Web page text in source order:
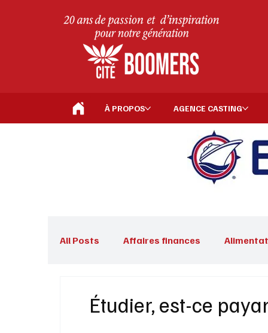
À PROPOS AGENCE CASTING
All Posts Affaires finances
Étudier, est-ce